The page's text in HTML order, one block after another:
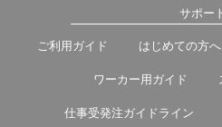
サポー
ご利用ガイド はじめての方へ
ワーカー用ガイド
仕事受発注ガイドライン